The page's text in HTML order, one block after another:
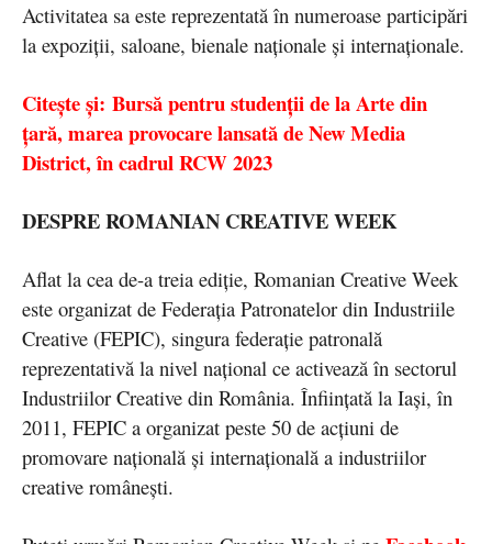
Activitatea sa este reprezentată în numeroase participări
la expoziţii, saloane, bienale naționale și internaționale.
Citește și: Bursă pentru studenții de la Arte din
țară, marea provocare lansată de New Media
District, în cadrul RCW 2023
DESPRE ROMANIAN CREATIVE WEEK
Aflat la cea de-a treia ediţie, Romanian Creative Week
este organizat de Federaţia Patronatelor din Industriile
Creative (FEPIC), singura federaţie patronală
reprezentativă la nivel naţional ce activează în sectorul
Industriilor Creative din România. Înfiinţată la Iaşi, în
2011, FEPIC a organizat peste 50 de acţiuni de
promovare naţională şi internaţională a industriilor
creative româneşti.